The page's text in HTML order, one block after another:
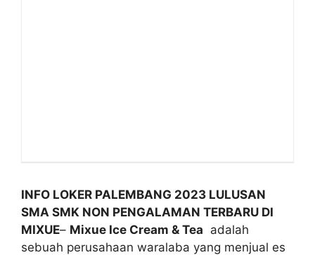
INFO LOKER PALEMBANG 2023 LULUSAN
SMA SMK NON PENGALAMAN TERBARU DI
MIXUE– Mixue Ice Cream & Tea adalah
sebuah perusahaan waralaba yang menjual es